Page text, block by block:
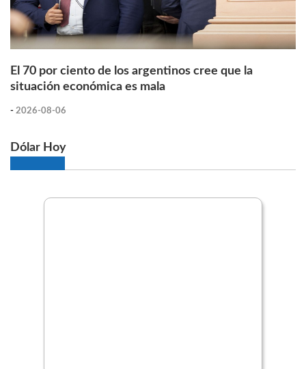
El 70 por ciento de los argentinos cree que la
situación económica es mala
- 2026-08-06
Dólar Hoy